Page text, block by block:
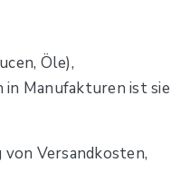
Öle),
Manufakturen ist sie
Versandkosten,